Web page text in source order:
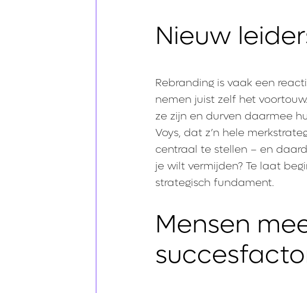
Nieuw
Rebranding is vaak een
nemen juist zelf het
ze zijn en durven daarmee
Voys, dat z’n hele
centraal te stellen – en
je wilt vermijden? Te laat
strategisch fundament.
Mensen